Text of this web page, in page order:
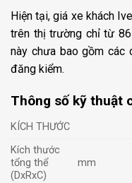
Hiện tại, giá xe khách
trên thị trường chỉ từ
này chưa bao gồm các
đăng kiểm.
Thông số kỹ thuật
KÍCH THƯỚC
Kích thước
tổng thể
(DxRxC)
mm